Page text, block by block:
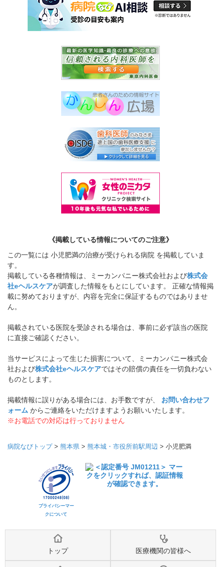
《掲載している情報についてのご注意》
この一覧には 小児肥満の治療が受けられる病院 を掲載していま
す。
掲載している各種情報は、ミーカンパニー株式会社および株式会
社eヘルスケアが調査した情報をもとにしています。 正確な情報掲
載に努めておりますが、内容を完全に保証するものではありませ
ん。
掲載されている医院を受診される場合は、事前に必ず該当の医院
に直接ご確認ください。
当サービスによって生じた損害について、ミーカンパニー株式会
社および株式会社eヘルスケアではその賠償の責任を一切負わない
ものとします。
掲載情報に誤りがある場合には、お手数ですが、 お問い合わせフ
ォーム からご連絡をいただけますようお願いいたします。
※お電話での対応は行っておりません
病院なびトップ> 熊本県 > 熊本城・市役所前駅周辺 > 小児肥満
プライバシーマー
クについて
トップ 医療機関の皆様へ